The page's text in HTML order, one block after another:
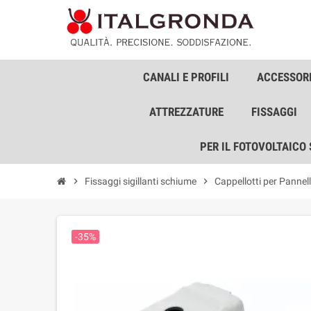
CANALI E PROFILI
ATTREZZATURE FISSAGGI
PER IL FOTOVOLTAICO
chevron_right Fissaggi sigillanti schiume chevron_right Cappellotti per
-35%